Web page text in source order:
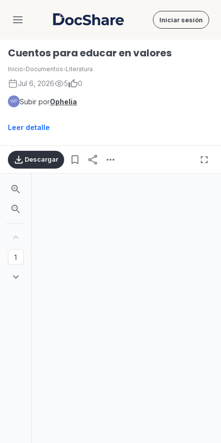
DocShare Iniciar sesión
Cuentos para educar en valores
Inicio›Documentos›Literatura
Jul 6, 2026 5 0
Subir porOphelia
Leer detalle
Descargar